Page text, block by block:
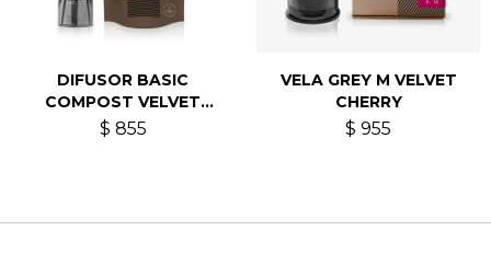
DIFUSOR BASIC
COMPOST VELVET
CHERRY
$ 855
VELA GREY M VELVET
CHERRY
$ 955